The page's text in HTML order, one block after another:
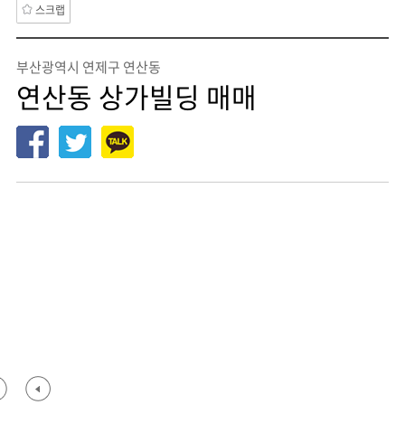
스크랩
부산광역시 연제구 연산동
연산동 상가빌딩 매매